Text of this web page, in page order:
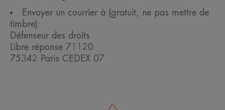
Envoyer un courrier à (gratuit, ne pas mettre de
timbre) :
Défenseur des droits
Libre réponse 71120
75342 Paris CEDEX 07